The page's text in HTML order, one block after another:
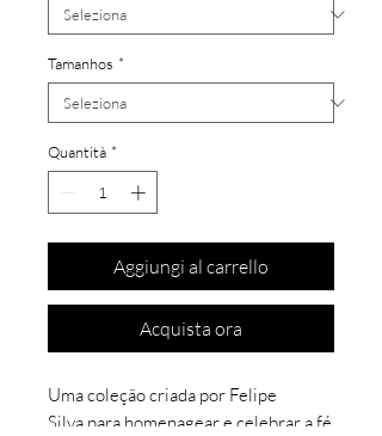
Tamanhos *
Quantità *
Aggiungi al carrello
Acquista ora
Uma coleção criada por Felipe
Silva para homenagear e celebrar a fé